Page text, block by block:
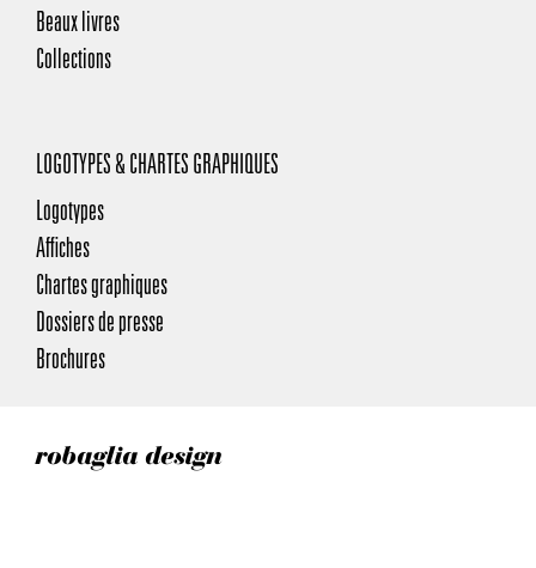
Beaux livres
Collections
LOGOTYPES & CHARTES GRAPHIQUES
Logotypes
Affiches
Chartes graphiques
Dossiers de presse
Brochures
robaglia design